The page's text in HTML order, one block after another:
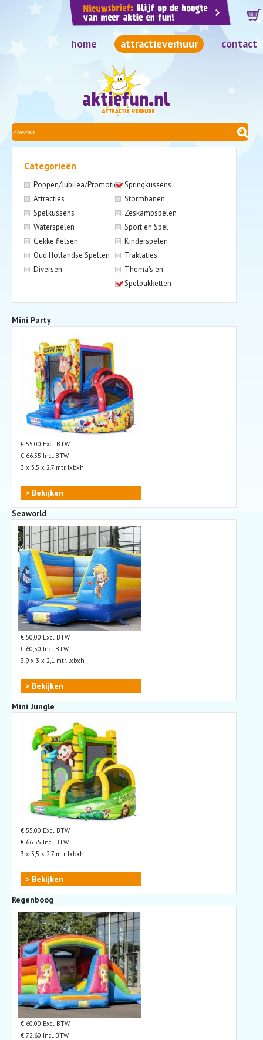
home attractieverhuur contact
Categorieën
Poppen/Jubilea/Promotie
Springkussens
Attracties
Stormbanen
Spelkussens
Zeskampspelen
Waterspelen
Sport en Spel
Gekke fietsen
Kinderspelen
Oud Hollandse Spellen
Traktaties
Diversen
Thema's en
Spelpakketten
Mini Party
€ 55.00 Excl. BTW
€ 66.55 Incl. BTW
3 x 3.5 x 2.7 mtr. lxbxh
> Bekijken
Seaworld
€ 50,00 Excl. BTW
€ 60,50 Incl. BTW
3,9 x 3 x 2,1 mtr. lxbxh
> Bekijken
Mini Jungle
€ 55.00 Excl. BTW
€ 66.55 Incl. BTW
3 x 3,5 x 2.7 mtr. lxbxh
> Bekijken
Regenboog
€ 60.00 Excl. BTW
€ 72.60 Incl. BTW